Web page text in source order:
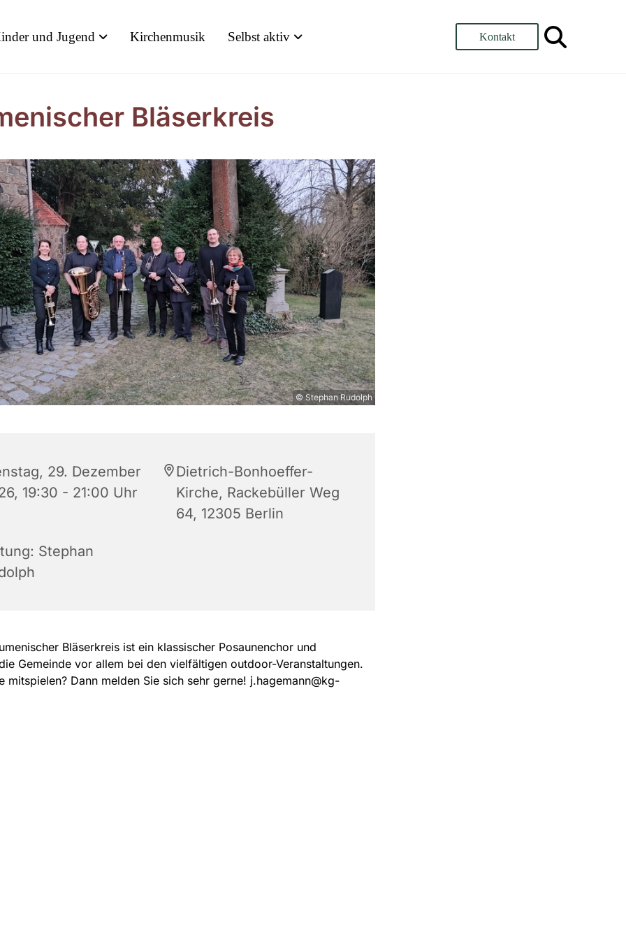
und Jugend Kirchenmusik Selbst aktiv Kontakt
Bläserkreis
© Stephan Rudolph
29. Dezember
19:30 - 21:00 Uhr
Dietrich-Bonhoeffer-
Kirche, Rackebüller Weg
64, 12305 Berlin
Stephan
Bläserkreis ist ein klassischer Posaunenchor und
Gemeinde vor allem bei den vielfältigen outdoor-Veranstaltungen.
mitspielen? Dann melden Sie sich sehr gerne! j.hagemann@kg-